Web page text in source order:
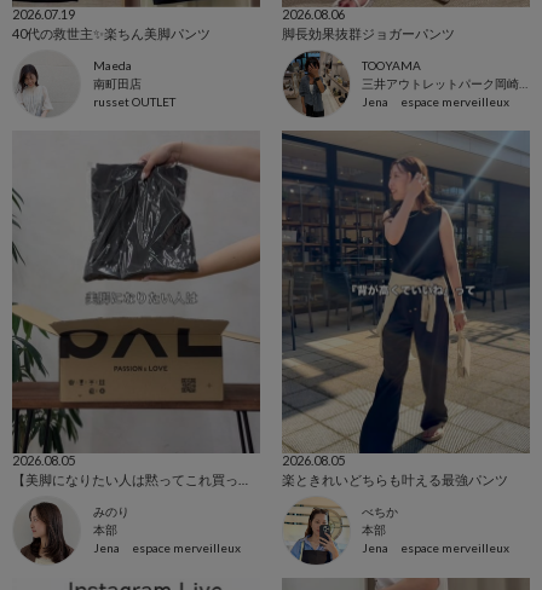
2026.07.19
40代の救世主✨️楽ちん美脚パンツ
Maeda
南町田店
russet OUTLET
2026.08.06
脚長効果抜群ジョガーパンツ
TOOYAMA
Jena espace merveilleux
2026.08.05
みのり
本部
Jena espace merveilleux
2026.08.05
楽ときれいどちらも叶える最強パンツ
べちか
本部
Jena espace merveilleux